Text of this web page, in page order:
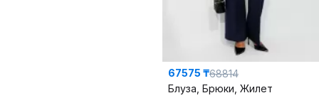
67575 ₸68814
Блуза, Брюки, Жилет